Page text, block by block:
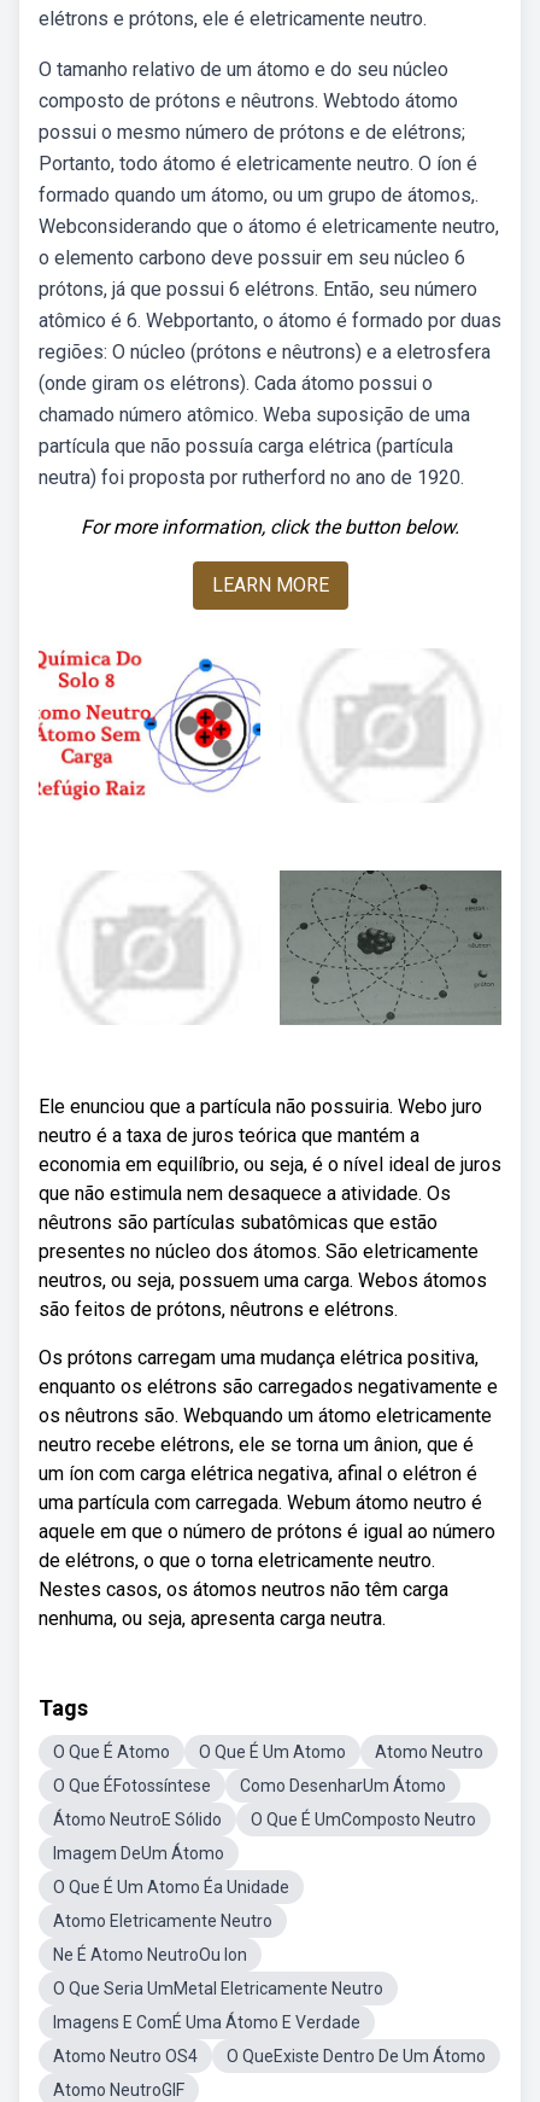
elétrons e prótons, ele é eletricamente neutro.
O tamanho relativo de um átomo e do seu núcleo
composto de prótons e nêutrons. Webtodo átomo
possui o mesmo número de prótons e de elétrons;
Portanto, todo átomo é eletricamente neutro. O íon é
formado quando um átomo, ou um grupo de átomos,.
Webconsiderando que o átomo é eletricamente neutro,
o elemento carbono deve possuir em seu núcleo 6
prótons, já que possui 6 elétrons. Então, seu número
atômico é 6. Webportanto, o átomo é formado por duas
regiões: O núcleo (prótons e nêutrons) e a eletrosfera
(onde giram os elétrons). Cada átomo possui o
chamado número atômico. Weba suposição de uma
partícula que não possuía carga elétrica (partícula
neutra) foi proposta por rutherford no ano de 1920.
For more information, click the button below.
LEARN MORE
Ele enunciou que a partícula não possuiria. Webo juro
neutro é a taxa de juros teórica que mantém a
economia em equilíbrio, ou seja, é o nível ideal de juros
que não estimula nem desaquece a atividade. Os
nêutrons são partículas subatômicas que estão
presentes no núcleo dos átomos. São eletricamente
neutros, ou seja, possuem uma carga. Webos átomos
são feitos de prótons, nêutrons e elétrons.
Os prótons carregam uma mudança elétrica positiva,
enquanto os elétrons são carregados negativamente e
os nêutrons são. Webquando um átomo eletricamente
neutro recebe elétrons, ele se torna um ânion, que é
um íon com carga elétrica negativa, afinal o elétron é
uma partícula com carregada. Webum átomo neutro é
aquele em que o número de prótons é igual ao número
de elétrons, o que o torna eletricamente neutro.
Nestes casos, os átomos neutros não têm carga
nenhuma, ou seja, apresenta carga neutra.
Tags
O Que É Atomo O Que É Um Atomo
Atomo Neutro
O Que ÉFotossíntese
Como DesenharUm Átomo
Átomo NeutroE Sólido
O Que É UmComposto Neutro
Imagem DeUm Átomo
O Que É Um Atomo Éa Unidade
Atomo Eletricamente Neutro
Ne É Atomo NeutroOu Ion
O Que Seria UmMetal Eletricamente Neutro
Imagens E ComÉ Uma Átomo E Verdade
Atomo Neutro OS4
O QueExiste Dentro De Um Átomo
Atomo NeutroGIF